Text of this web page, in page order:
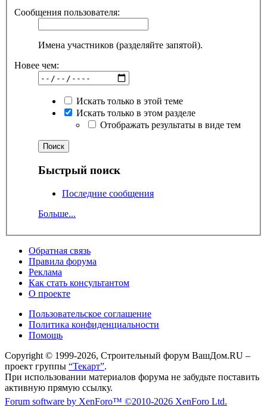
Сообщения пользователя:
Имена участников (разделяйте запятой).
Новее чем:
Искать только в этой теме
Искать только в этом разделе
Отображать результаты в виде тем
Быстрый поиск
Последние сообщения
Больше...
Обратная связь
Правила форума
Реклама
Как стать консультантом
О проекте
Пользовательское соглашение
Политика конфиденциальности
Помощь
Copyright © 1999-2026, Строительный форум ВашДом.RU –
проект группы “Текарт”.
При использовании материалов форума не забудьте поставить
активную прямую ссылку.
Forum software by XenForo™ ©2010-2026 XenForo Ltd.